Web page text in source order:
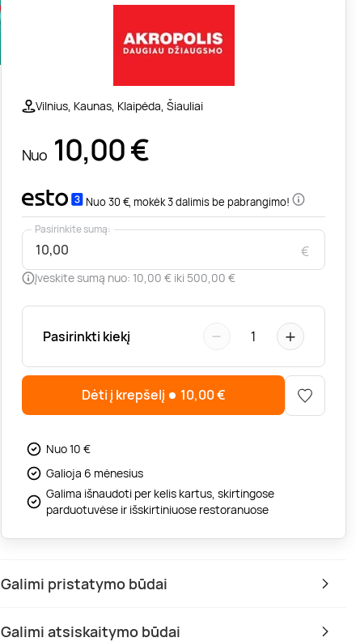
Vilnius, Kaunas, Klaipėda, Šiauliai
Nuo 10,00€
Nuo 30 €, mokėk 3 dalimis be pabrangimo!
€
Pasirinkite sumą:
Įveskite sumą nuo: 10,00 € iki 500,00 €
Pasirinkti kiekį − 1 +
Dėti į krepšelį 10,00€
Nuo 10 €
Galioja 6 mėnesius
Galima išnaudoti per kelis kartus, skirtingose
parduotuvėse ir išskirtiniuose restoranuose
Galimi pristatymo būdai
Galimi atsiskaitymo būdai